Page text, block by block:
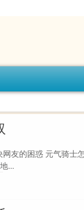
友的困惑 元气骑士
...